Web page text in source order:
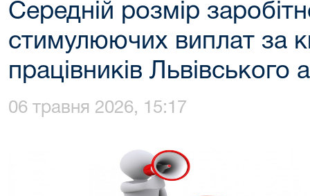
Середній розмір
стимулюючих виплат за
працівників Львівського
06 травня 2026, 15:17